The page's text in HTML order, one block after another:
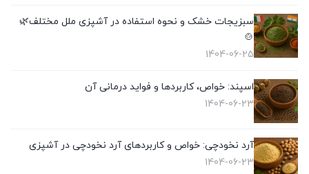
سبزیجات خشک و نحوه استفاده در آشپزی ملل مختلف🌿
🍲
1404-06-25
اسپند: خواص، کاربردها و فواید درمانی آن
1404-06-23
آرد نخودچی: خواص و کاربردهای آرد نخودچی در آشپزی
1404-06-23